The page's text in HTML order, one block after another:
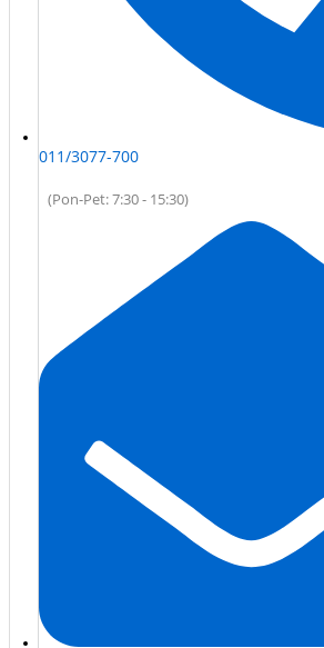
011/3077-700
(Pon-Pet: 7:30 - 15:30)